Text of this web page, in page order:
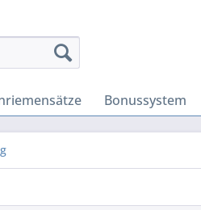
Bonussystem